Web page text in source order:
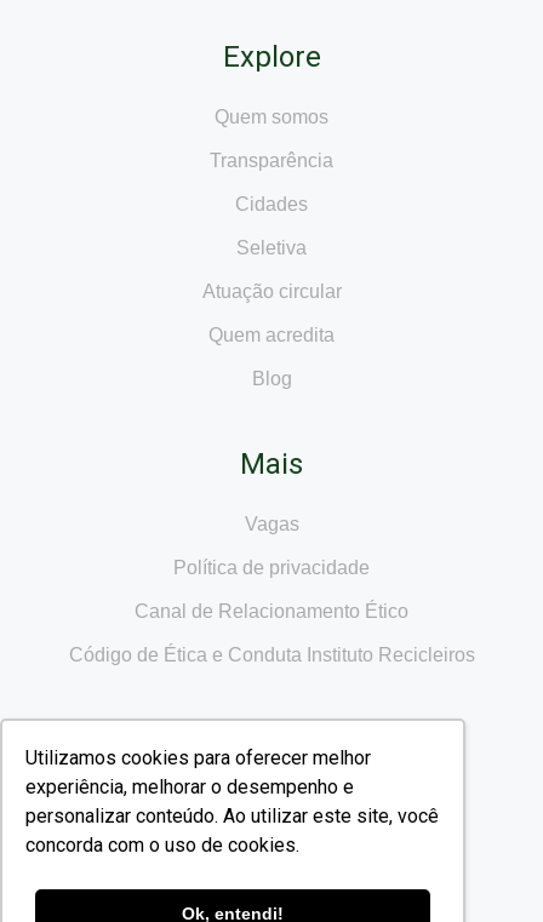
Utilizamos cookies para oferecer melhor
experiência, melhorar o desempenho e
personalizar conteúdo. Ao utilizar este site, você
concorda com o uso de cookies.
Ok, entendi!
Explore
Quem somos
Transparência
Cidades
Seletiva
Atuação circular
Quem acredita
Blog
Mais
Vagas
Política de privacidade
Canal de Relacionamento Ético
Código de Ética e Conduta Instituto Recicleiros
Nossas redes